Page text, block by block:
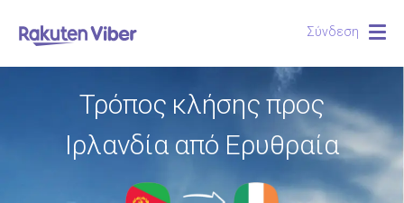
Σύνδεση
Τρόπος κλήσης προς
Ιρλανδία από Ερυθραία